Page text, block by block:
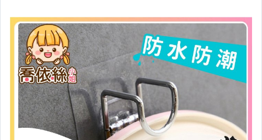
居家、家具與園藝
玩具、模型與公仔
女裝與服飾配件
男性精品與服飾
手錶與飾品配件